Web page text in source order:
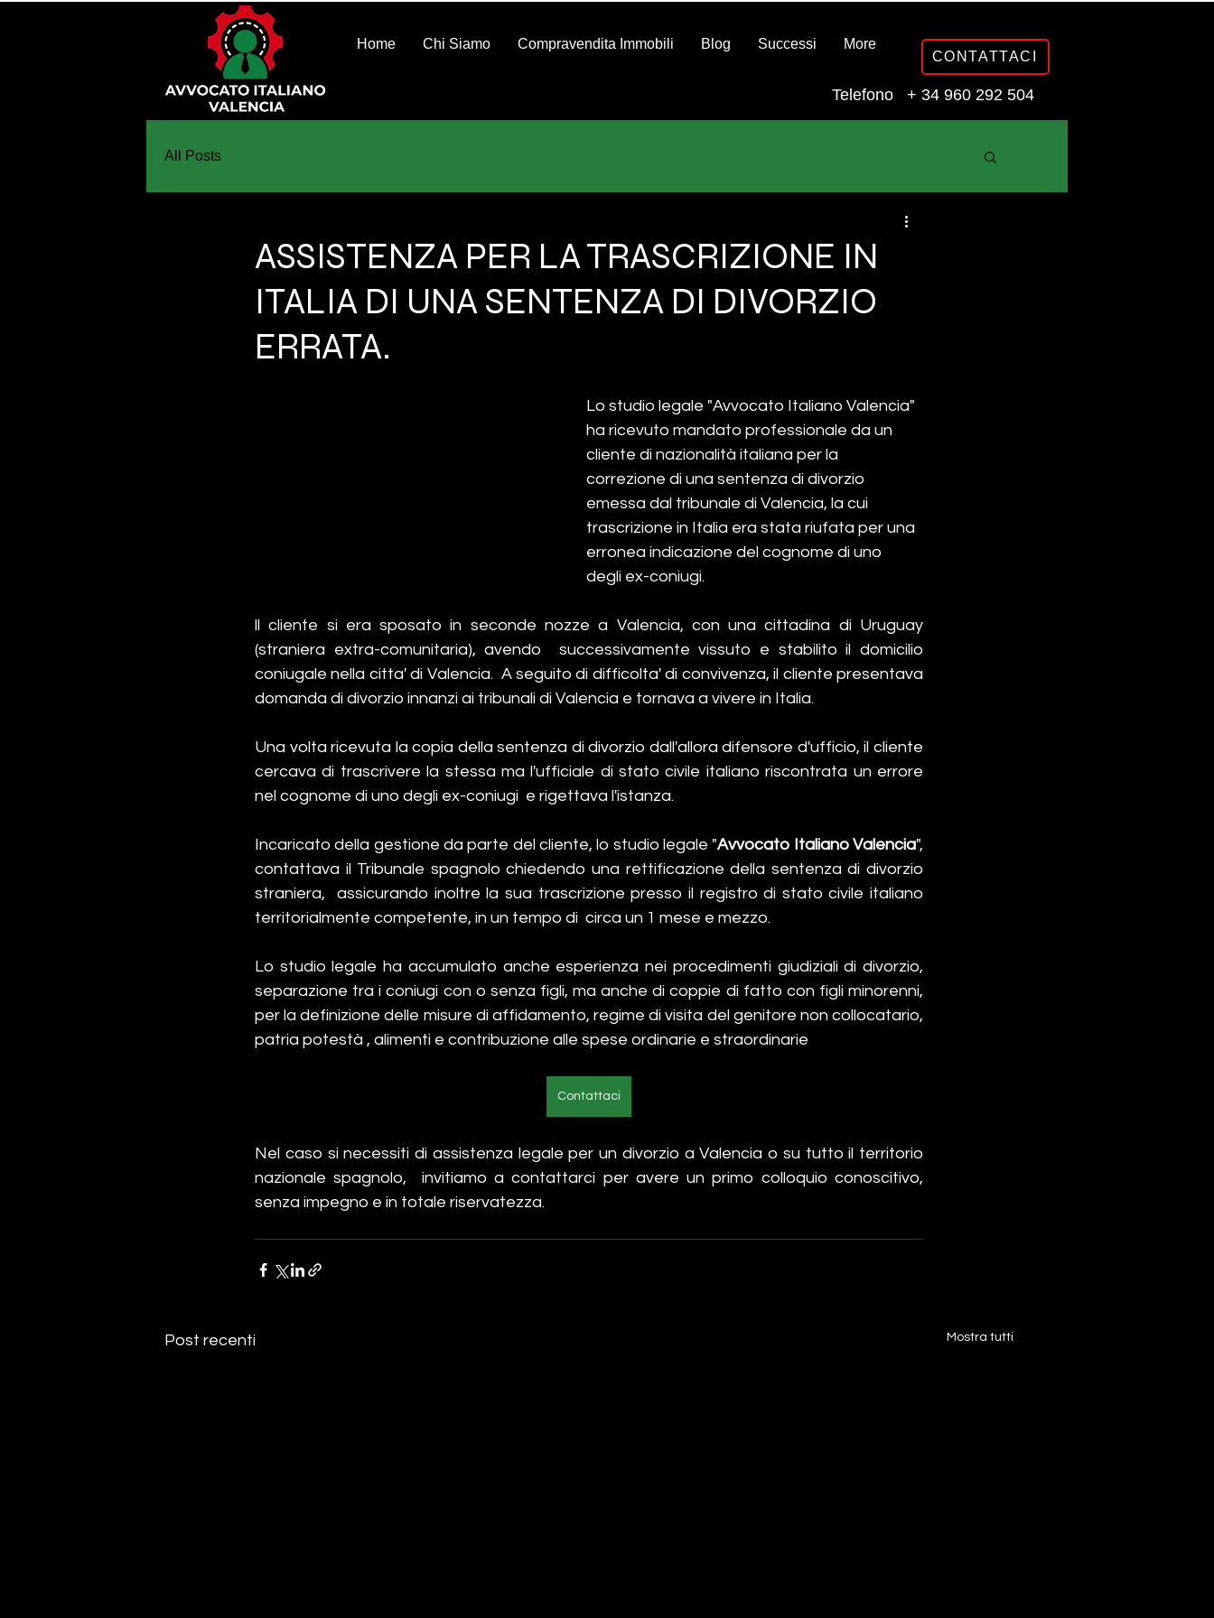
Γ
Home Chi Siamo Compravendita Immobili Blog Successi
More
CONTATTACI
Telefono + 34 960 292 504
All Posts
ASSISTENZA PER LA TRASCRIZIONE IN
ITALIA DI UNA SENTENZA DI DIVORZIO
ERRATA.
Lo studio legale "Avvocato Italiano Valencia"
ha ricevuto mandato professionale da un
cliente di nazionalità italiana per la
correzione di una sentenza di divorzio
emessa dal tribunale di Valencia, la cui
trascrizione in Italia era stata riufata per una
erronea indicazione del cognome di uno
degli ex-coniugi.
ll cliente si era sposato in seconde nozze a Valencia, con una cittadina di Uruguay
(straniera extra-comunitaria), avendo  successivamente vissuto e stabilito il domicilio
coniugale nella citta' di Valencia.  A seguito di difficolta' di convivenza, il cliente presentava
domanda di divorzio innanzi ai tribunali di Valencia e tornava a vivere in Italia.
Una volta ricevuta la copia della sentenza di divorzio dall'allora difensore d'ufficio, il cliente
cercava di trascrivere la stessa ma l'ufficiale di stato civile italiano riscontrata un errore
nel cognome di uno degli ex-coniugi  e rigettava l'istanza.
Incaricato della gestione da parte del cliente, lo studio legale "Avvocato Italiano Valencia",
contattava il Tribunale spagnolo chiedendo una rettificazione della sentenza di divorzio
straniera,  assicurando inoltre la sua trascrizione presso il registro di stato civile italiano
territorialmente competente, in un tempo di  circa un 1 mese e mezzo.
Lo studio legale ha accumulato anche esperienza nei procedimenti giudiziali di divorzio,
separazione tra i coniugi con o senza figli, ma anche di coppie di fatto con figli minorenni,
per la definizione delle misure di affidamento, regime di visita del genitore non collocatario,
patria potestà , alimenti e contribuzione alle spese ordinarie e straordinarie
Contattaci
Nel caso si necessiti di assistenza legale per un divorzio a Valencia o su tutto il territorio
nazionale spagnolo,  invitiamo a contattarci per avere un primo colloquio conoscitivo,
senza impegno e in totale riservatezza.
Post recenti Mostra tutti